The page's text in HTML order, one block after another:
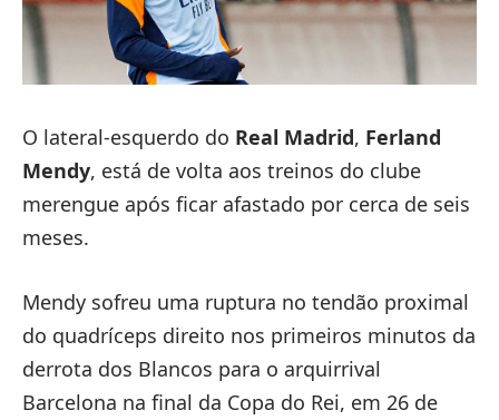
O lateral-esquerdo do Real Madrid, Ferland
Mendy, está de volta aos treinos do clube
merengue após ficar afastado por cerca de seis
meses.
Mendy sofreu uma ruptura no tendão proximal
do quadríceps direito nos primeiros minutos da
derrota dos Blancos para o arquirrival
Barcelona na final da Copa do Rei, em 26 de